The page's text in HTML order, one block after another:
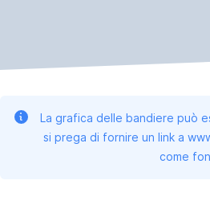
La grafica delle bandiere può
si prega di fornire un link a
come